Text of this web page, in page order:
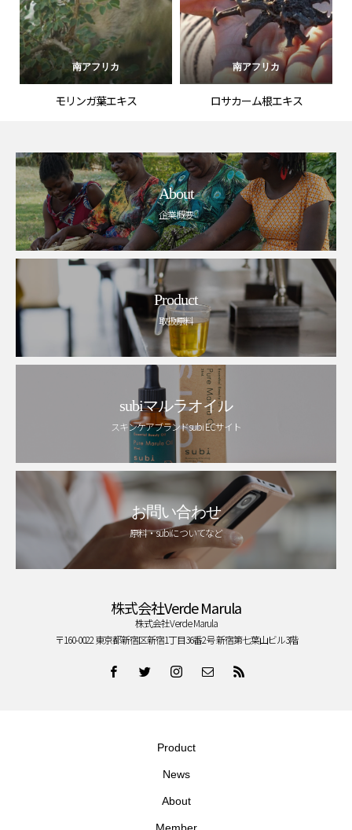
南アフリカ
モリンガ葉エキス
南アフリカ
ロサカーム根エキス
About
企業概要
Product
取扱原料
subiマルラオイル
スキンケアブランドsubi ECサイト
お問い合わせ
原料・subiについてなど
株式会社Verde Marula
株式会社Verde Marula
〒160-0022 東京都新宿区新宿1丁目36番2号 新宿第七葉山ビル3階
Product
News
About
Member